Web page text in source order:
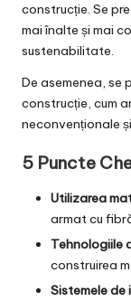
construcție. Se
mai înalte și mai
sustenabilitate.
De asemenea, se
construcție, cum
neconvenționale
5 Puncte
Utilizarea
armat cu
Tehnologiile
construirea
Sistemele de